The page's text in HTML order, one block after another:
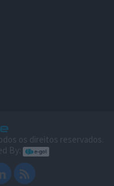
os direitos reservados.
By: